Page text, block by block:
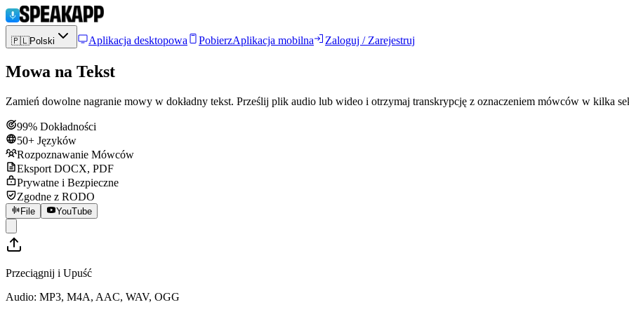
🇵🇱Polski Aplikacja desktopowa PobierzAplikacja mobilna Zaloguj / Zarejestruj
Mowa na Tekst
Zamień dowolne nagranie mowy w dokładny tekst. Prześlij plik audio lub wideo i otrzymaj transkrypcję z oznaczeniem mówców w kilka
99% Dokładności
50+ Języków
Rozpoznawanie Mówców
Eksport DOCX, PDF
Prywatne i Bezpieczne
Zgodne z RODO
File YouTube
Przeciągnij i Upuść
Audio: MP3, M4A, AAC, WAV, OGG